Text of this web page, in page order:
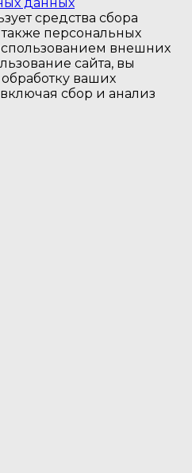
средства сбора
персональных
внешних
сайта, вы
ваших
сбор и анализ